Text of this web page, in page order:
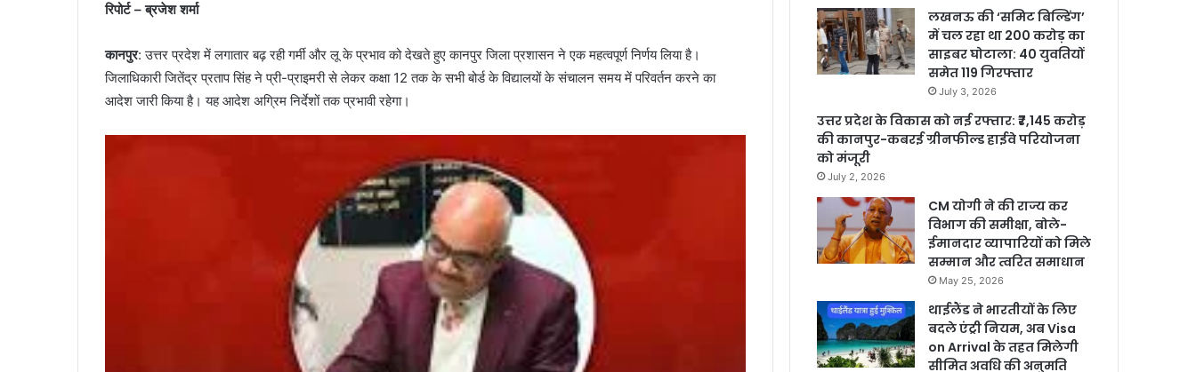
रिपोर्ट – ब्रजेश शर्मा
कानपुर: उत्तर प्रदेश में लगातार बढ़ रही गर्मी और लू के प्रभाव को देखते हुए कानपुर जिला प्रशासन ने एक महत्वपूर्ण निर्णय लिया है।
जिलाधिकारी जितेंद्र प्रताप सिंह ने प्री-प्राइमरी से लेकर कक्षा 12 तक के सभी बोर्ड के विद्यालयों के संचालन समय में परिवर्तन करने का
आदेश जारी किया है। यह आदेश अग्रिम निर्देशों तक प्रभावी रहेगा।
लखनऊ की ‘समिट बिल्डिंग’
में चल रहा था 200 करोड़ का
साइबर घोटाला: 40 युवतियों
समेत 119 गिरफ्तार
July 3, 2026
उत्तर प्रदेश के विकास को नई रफ्तार: ₹7,145 करोड़
की कानपुर-कबरई ग्रीनफील्ड हाईवे परियोजना
को मंजूरी
July 2, 2026
CM योगी ने की राज्य कर
विभाग की समीक्षा, बोले-
ईमानदार व्यापारियों को मिले
सम्मान और त्वरित समाधान
May 25, 2026
थाईलैंड ने भारतीयों के लिए
बदले एंट्री नियम, अब Visa
on Arrival के तहत मिलेगी
सीमित अवधि की अनुमति